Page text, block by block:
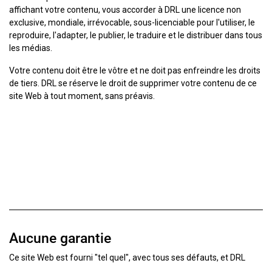
affichant votre contenu, vous accorder à DRL une licence non
exclusive, mondiale, irrévocable, sous-licenciable pour l'utiliser, le
reproduire, l'adapter, le publier, le traduire et le distribuer dans tous
les médias.
Votre contenu doit être le vôtre et ne doit pas enfreindre les droits
de tiers. DRL se réserve le droit de supprimer votre contenu de ce
site Web à tout moment, sans préavis.
Aucune garantie
Ce site Web est fourni "tel quel", avec tous ses défauts, et DRL